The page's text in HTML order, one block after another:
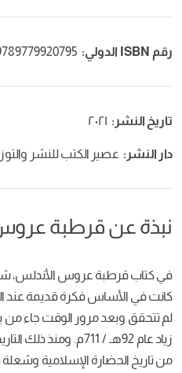
رقم ISBN الدولي:
تاريخ النشر: ٢٠٢١
دار النشر: عصير الكتب للنشر
نبذة عن قرطبة
في كتاب قرطبة عروس الأندلس، شبه
كانت في الأساس فكرة قديمة عند
لم تتحقق وبعد مرور الوقت جاء من
زياد عام 92هـ / 711م.
من تاريخ الحضارة الإسلامية وشعلة